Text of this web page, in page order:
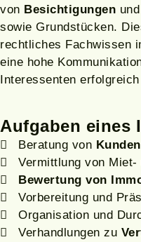
von Besichtigungen
sowie Grundstücken.
rechtliches Fachwissen
eine hohe
Interessenten
Aufgaben eines
Beratung von Kunden
Vermittlung von
Bewertung von
Vorbereitung und
Organisation und
Verhandlungen zu